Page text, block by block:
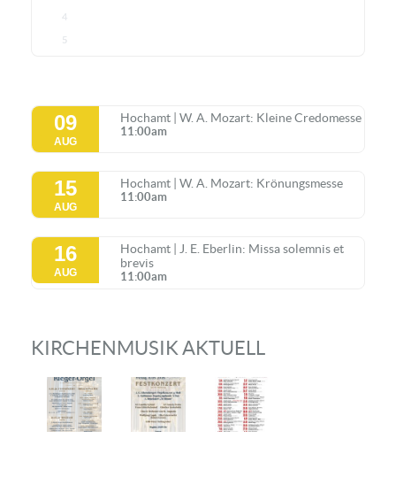
4
5
09
AUG
Hochamt | W. A. Mozart: Kleine Credomesse
11:00am
15
AUG
Hochamt | W. A. Mozart: Krönungsmesse
11:00am
16
AUG
Hochamt | J. E. Eberlin: Missa solemnis et
brevis
11:00am
KIRCHENMUSIK AKTUELL